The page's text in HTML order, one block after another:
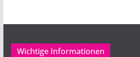
Wichtige Informationen